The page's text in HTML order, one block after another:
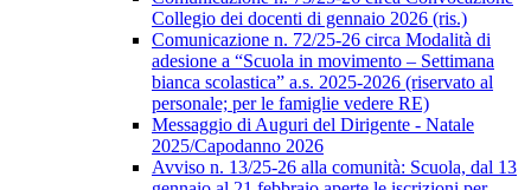
Collegio dei docenti di gennaio 2026 (ris.)
Comunicazione n. 72/25-26 circa Modalità di
adesione a “Scuola in movimento – Settimana
bianca scolastica” a.s. 2025-2026 (riservato al
personale; per le famiglie vedere RE)
Messaggio di Auguri del Dirigente - Natale
2025/Capodanno 2026
Avviso n. 13/25-26 alla comunità: Scuola, dal 13